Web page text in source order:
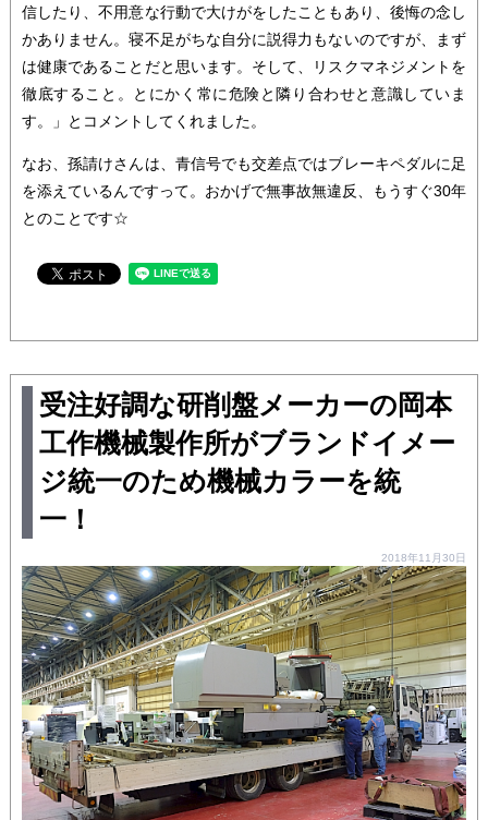
信したり、不用意な行動で大けがをしたこともあり、後悔の念し
かありません。寝不足がちな自分に説得力もないのですが、まず
は健康であることだと思います。そして、リスクマネジメントを
徹底すること。とにかく常に危険と隣り合わせと意識していま
す。」とコメントしてくれました。
なお、孫請けさんは、青信号でも交差点ではブレーキペダルに足
を添えているんですって。おかげで無事故無違反、もうすぐ30年
とのことです☆
受注好調な研削盤メーカーの岡本
工作機械製作所がブランドイメー
ジ統一のため機械カラーを統
一！
2018年11月30日